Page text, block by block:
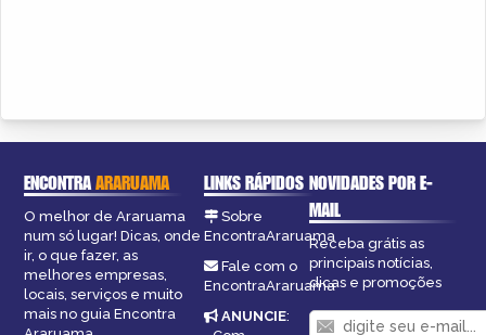
ENCONTRAARARUAMA
O melhor de Araruama
num só lugar! Dicas, onde
ir, o que fazer, as
melhores empresas,
locais, serviços e muito
mais no guia Encontra
LINKS RÁPIDOS
Sobre
EncontraAraruama
Fale com o
EncontraAraruama
ANUNCIE:
NOVIDADES POR E-
MAIL
Receba grátis as
principais notícias,
dicas e promoções